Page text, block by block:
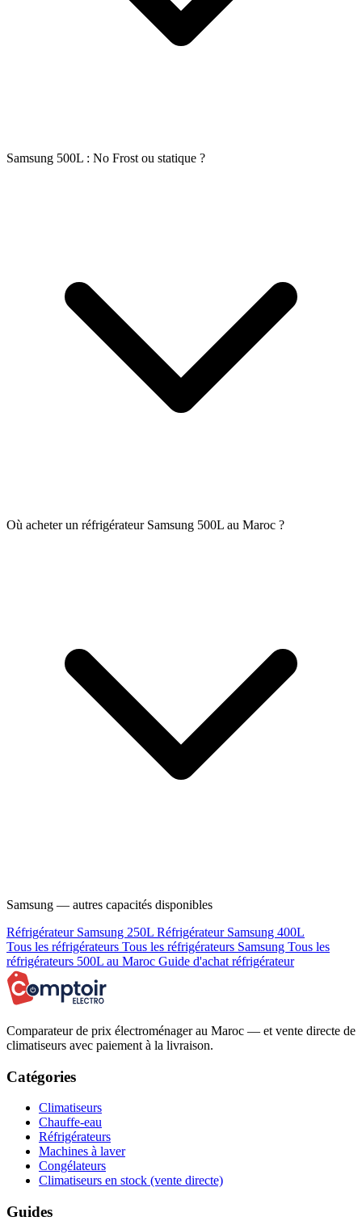
Samsung 500L : No Frost ou statique ?
Où acheter un réfrigérateur Samsung 500L au Maroc ?
Samsung — autres capacités disponibles
Réfrigérateur Samsung 250L Réfrigérateur Samsung 400L
Tous les réfrigérateurs Tous les réfrigérateurs Samsung Tous les
réfrigérateurs 500L au Maroc Guide d'achat réfrigérateur
Comparateur de prix électroménager au Maroc — et vente directe de
climatiseurs avec paiement à la livraison.
Catégories
Climatiseurs
Chauffe-eau
Réfrigérateurs
Machines à laver
Congélateurs
Climatiseurs en stock (vente directe)
Guides